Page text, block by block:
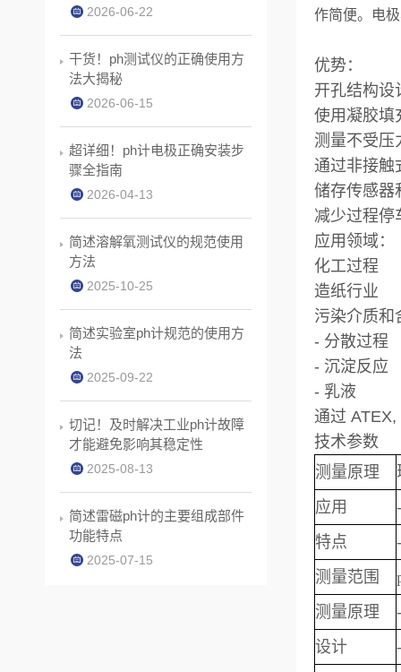
作简便。电
优势：
开孔结构设
使用凝胶填
测量不受压
通过非接触
储存传感器
减少过程停
应用领域：
化工过程
造纸行业
污染介质和
- 分散过程
- 沉淀反应
- 乳液
通过
技术参数
测量原理
应用
特点
测量范围
测量原理
设计
2026-06-22
干货！ph测试仪的正确使用方
法大揭秘
2026-06-15
超详细！ph计电极正确安装步
骤全指南
2026-04-13
简述溶解氧测试仪的规范使用
方法
2025-10-25
简述实验室ph计规范的使用方
法
2025-09-22
切记！及时解决工业ph计故障
才能避免影响其稳定性
2025-08-13
简述雷磁ph计的主要组成部件
功能特点
2025-07-15